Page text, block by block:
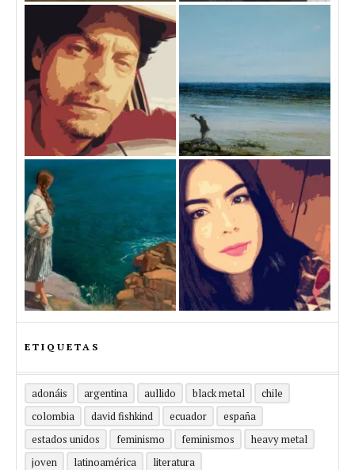
ETIQUETAS
adonáis argentina aullido black metal
chile
colombia
david fishkind ecuador
españa
estados unidos
feminismo feminismos
heavy metal
joven
latinoamérica
literatura